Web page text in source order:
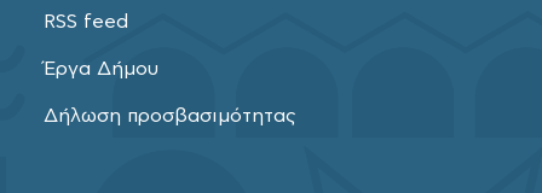
RSS feed
Έργα Δήμου
Δήλωση προσβασιμότητας